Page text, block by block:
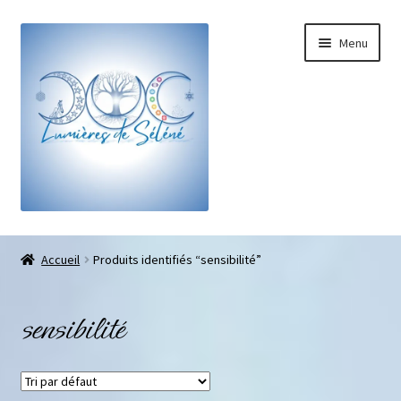
Menu
Boutique
Galets pouce anti-stress
Pendentifs sifflet et fioles
Accueil Produits identifiés “sensibilité”
sensibilité